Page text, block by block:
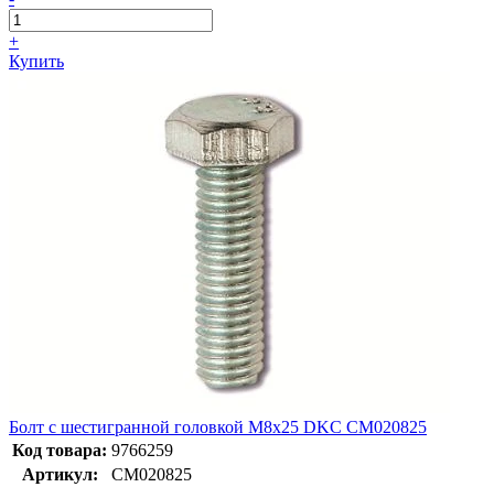
+
Купить
Болт с шестигранной головкой М8х25 DKC CM020825
Код товара: 9766259
Артикул:
CM020825